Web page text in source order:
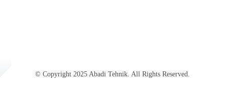
© Copyright 2025 Abadi Tehnik. All Rights Reserved.